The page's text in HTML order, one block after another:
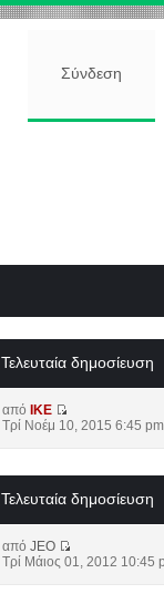
Σύνδεση
Τελευταία δημοσίευση
από
IKE
Τρί Νοέμ 10, 2015 6:45 pm
Τελευταία δημοσίευση
απόJEO
Τρί Μάιος 01, 2012 10:45